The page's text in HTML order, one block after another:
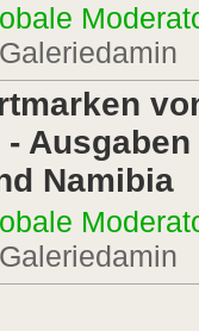
Galeriedamin
Namibia
Galeriedamin